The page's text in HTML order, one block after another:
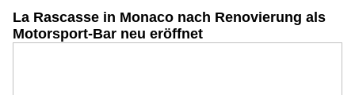
La Rascasse in Monaco nach Renovierung als
Motorsport-Bar neu eröffnet